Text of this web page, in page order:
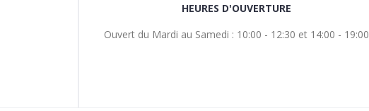
HEURES D'OUVERTURE
Ouvert du Mardi au Samedi : 10:00 - 12:30 et 14:00 - 19:00